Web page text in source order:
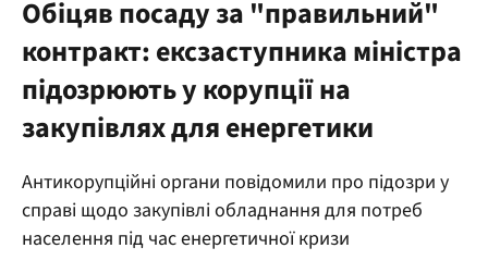
Стоп Політичній Корупції
Політика
Обіцяв посаду за "правильний"
контракт: ексзаступника міністра
підозрюють у корупції на
закупівлях для енергетики
Антикорупційні органи повідомили про підозри у
справі щодо закупівлі обладнання для потреб
населення під час енергетичної кризи